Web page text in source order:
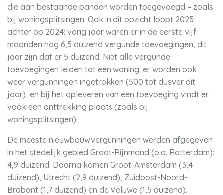
die aan bestaande panden worden toegevoegd – zoals
bij woningsplitsingen. Ook in dit opzicht loopt 2025
achter op 2024: vorig jaar waren er in de eerste vijf
maanden nog 6,5 duizend vergunde toevoegingen, dit
jaar zijn dat er 5 duizend. Niet alle vergunde
toevoegingen leiden tot een woning: er worden ook
weer vergunningen ingetrokken (500 tot dusver dit
jaar), en bij het opleveren van een toevoeging vindt er
vaak een onttrekking plaats (zoals bij
woningsplitsingen).
De meeste nieuwbouwvergunningen werden afgegeven
in het stedelijk gebied Groot-Rijnmond (o.a. Rotterdam):
4,9 duizend. Daarna komen Groot-Amsterdam (3,4
duizend), Utrecht (2,9 duizend), Zuidoost-Noord-
Brabant (1,7 duizend) en de Veluwe (1,5 duizend).